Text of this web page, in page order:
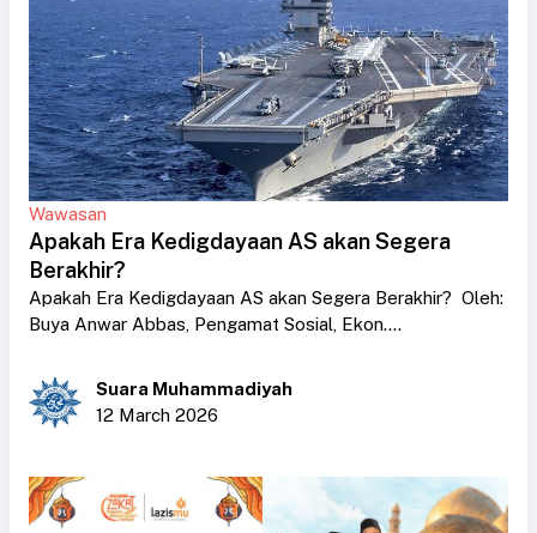
Wawasan
Apakah Era Kedigdayaan AS akan Segera
Berakhir?
Apakah Era Kedigdayaan AS akan Segera Berakhir? Oleh:
Buya Anwar Abbas, Pengamat Sosial, Ekon....
Suara Muhammadiyah
12 March 2026